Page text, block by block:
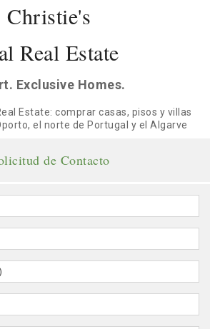
Real Estate
Exclusive Homes.
Estate: comprar casas, pisos y villas
el norte de Portugal y el Algarve
de Contacto